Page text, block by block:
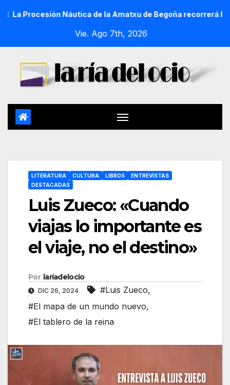
Náutica de la Amatxu de Begoña recorrerá la ría el 14 de
Vie. Ago 7th, 2026
LITERATURA CULTURA LIBROS
ENTREVISTAS
DESTACADAS
Luis Zueco: «Cuando
viajas lo importante es
el viaje, no el destino»
Por laríadelocio
DIC 26, 2024 #Luis Zueco,
#El mapa de un mundo nuevo,
#El tablero de la reina